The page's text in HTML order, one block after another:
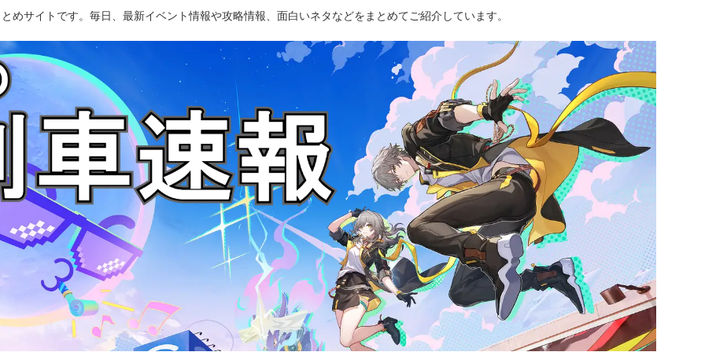
めサイトです。毎日、最新イベント情報や攻略情報、面白いネタなどをまとめてご紹介しています。